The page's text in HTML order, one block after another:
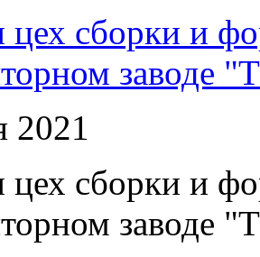
цех сборки и
заводе
2021
цех сборки и
заводе